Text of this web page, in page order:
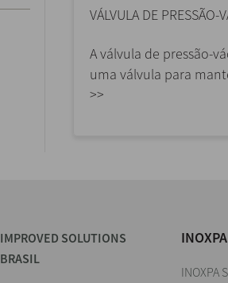
VÁLVULA DE PRESSÃO-
A válvula de pressão-
uma válvula para
>>
IMPROVED SOLUTIONS
BRASIL
INOXPA